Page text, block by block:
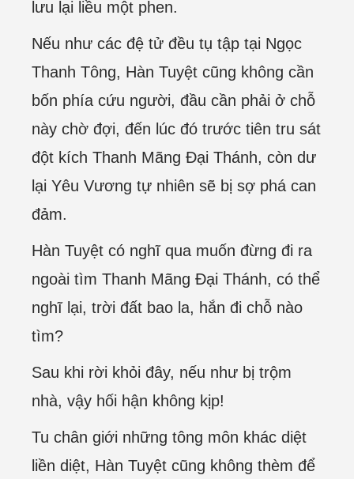
lưu lại liều một phen.
Nếu như các đệ tử đều tụ tập tại Ngọc
Thanh Tông, Hàn Tuyệt cũng không cần
bốn phía cứu người, đầu cần phải ở chỗ
này chờ đợi, đến lúc đó trước tiên tru sát
đột kích Thanh Mãng Đại Thánh, còn dư
lại Yêu Vương tự nhiên sẽ bị sợ phá can
đảm.
Hàn Tuyệt có nghĩ qua muốn đừng đi ra
ngoài tìm Thanh Mãng Đại Thánh, có thể
nghĩ lại, trời đất bao la, hắn đi chỗ nào
tìm?
Sau khi rời khỏi đây, nếu như bị trộm
nhà, vậy hối hận không kịp!
Tu chân giới những tông môn khác diệt
liền diệt, Hàn Tuyệt cũng không thèm để